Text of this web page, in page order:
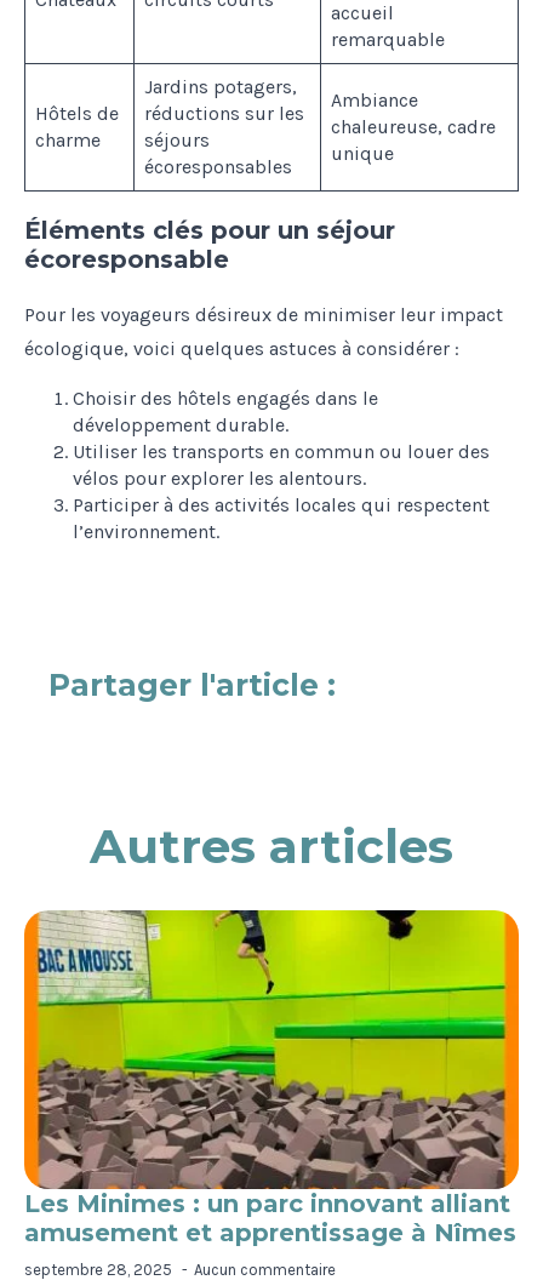
accueil
remarquable
Hôtels de
charme
Jardins potagers,
réductions sur les
séjours
écoresponsables
Ambiance
chaleureuse, cadre
unique
Éléments clés pour un séjour
écoresponsable
Pour les voyageurs désireux de minimiser leur impact
écologique, voici quelques astuces à considérer :
Choisir des hôtels engagés dans le
développement durable.
Utiliser les transports en commun ou louer des
vélos pour explorer les alentours.
Participer à des activités locales qui respectent
l’environnement.
Partager l'article :
Autres articles
Les Minimes : un parc innovant alliant
amusement et apprentissage à Nîmes
septembre 28, 2025 Aucun commentaire